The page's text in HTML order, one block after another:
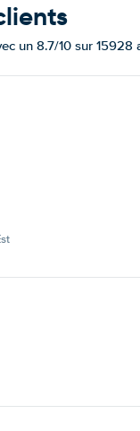
un 8.7/10 sur 15928